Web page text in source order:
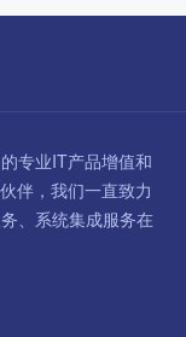
专业IT产品增值和
伴，我们一直致力
、系统集成服务在